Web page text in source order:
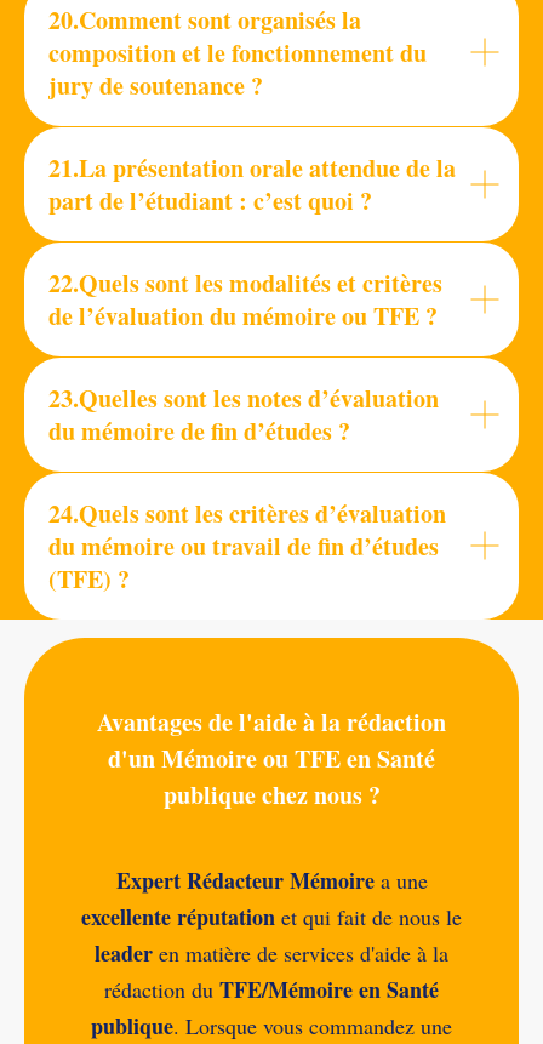
20.Comment sont organisés la
composition et le fonctionnement du
jury de soutenance ?
21.La présentation orale attendue de la
part de l’étudiant : c’est quoi ?
22.Quels sont les modalités et critères
de l’évaluation du mémoire ou TFE ?
23.Quelles sont les notes d’évaluation
du mémoire de fin d’études ?
24.Quels sont les critères d’évaluation
du mémoire ou travail de fin d’études
(TFE) ?
Avantages de l'aide à la rédaction
d'un Mémoire ou TFE en Santé
publique chez nous ?
Expert Rédacteur Mémoirea une
excellente réputation et qui fait de nous le
leader en matière de services d'aide à la
rédaction du TFE/Mémoire en Santé
publique. Lorsque vous commandez une